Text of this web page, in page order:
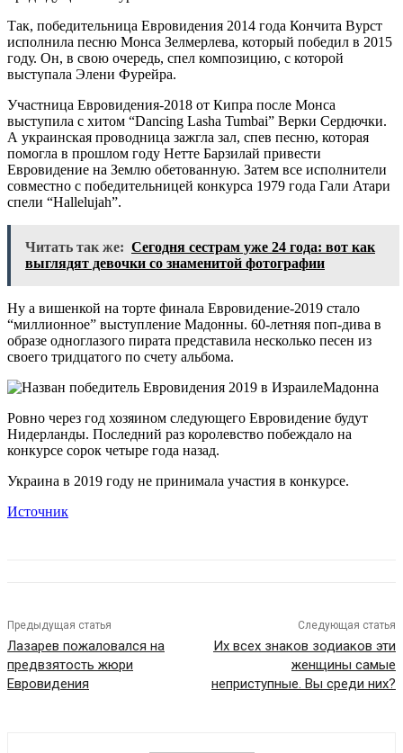
Так, победительница Евровидения 2014 года Кончита Вурст
исполнила песню Монса Зелмерлева, который победил в 2015
году. Он, в свою очередь, спел композицию, с которой
выступала Элени Фурейра.
Участница Евровидения-2018 от Кипра после Монса
выступила с хитом “Dancing Lasha Tumbai” Верки Сердючки.
А украинская проводница зажгла зал, спев песню, которая
помогла в прошлом году Нетте Барзилай привести
Евровидение на Землю обетованную. Затем все исполнители
совместно с победительницей конкурса 1979 года Гали Атари
спели “Hallelujah”.
Читать так же: Сегодня сестрам уже 24 года: вот как
выглядят девочки со знаменитой фотографии
Ну а вишенкой на торте финала Евровидение-2019 стало
“миллионное” выступление Мадонны. 60-летняя поп-дива в
образе одноглазого пирата представила несколько песен из
своего тридцатого по счету альбома.
Мадонна
Ровно через год хозяином следующего Евровидение будут
Нидерланды. Последний раз королевство побеждало на
конкурсе сорок четыре года назад.
Украина в 2019 году не принимала участия в конкурсе.
Источник
Предыдущая статья
Лазарев пожаловался на
предвзятость жюри
Евровидения
Следующая статья
Их всех знаков зодиаков эти
женщины самые
неприступные. Вы среди них?